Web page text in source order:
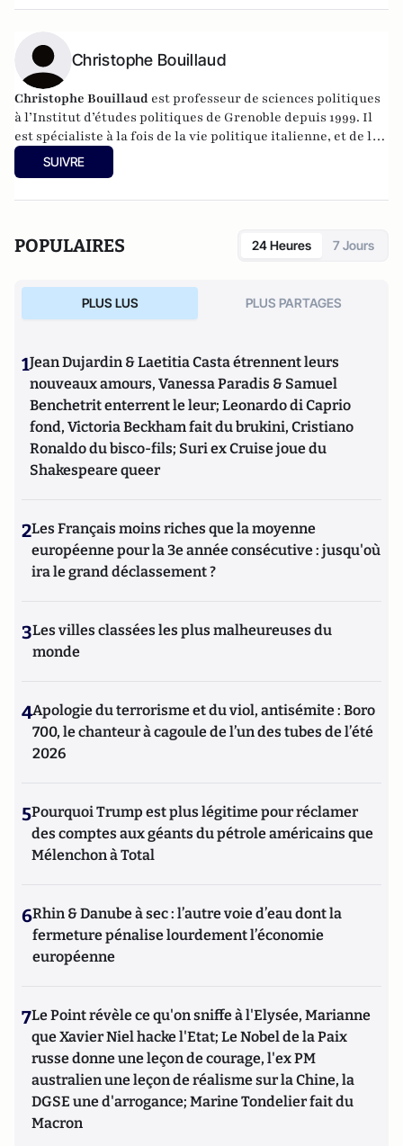
Christophe Bouillaud
Christophe Bouillaud est professeur de sciences politiques
à l’Institut d’études politiques de Grenoble depuis 1999. Il
est spécialiste à la fois de la vie politique italienne, et de la
vie politique européenne, en particulier sous l’angle des
partis.
SUIVRE
POPULAIRES 24 Heures 7 Jours
PLUS LUS PLUS PARTAGES
1Jean Dujardin & Laetitia Casta étrennent leurs
nouveaux amours, Vanessa Paradis & Samuel
Benchetrit enterrent le leur; Leonardo di Caprio
fond, Victoria Beckham fait du brukini, Cristiano
Ronaldo du bisco-fils; Suri ex Cruise joue du
Shakespeare queer
2Les Français moins riches que la moyenne
européenne pour la 3e année consécutive : jusqu'où
ira le grand déclassement ?
3Les villes classées les plus malheureuses du
monde
4Apologie du terrorisme et du viol, antisémite : Boro
700, le chanteur à cagoule de l’un des tubes de l’été
2026
5Pourquoi Trump est plus légitime pour réclamer
des comptes aux géants du pétrole américains que
Mélenchon à Total
6Rhin & Danube à sec : l’autre voie d’eau dont la
fermeture pénalise lourdement l’économie
européenne
7Le Point révèle ce qu'on sniffe à l'Elysée, Marianne
que Xavier Niel hacke l'Etat; Le Nobel de la Paix
russe donne une leçon de courage, l'ex PM
australien une leçon de réalisme sur la Chine, la
DGSE une d'arrogance; Marine Tondelier fait du
Macron